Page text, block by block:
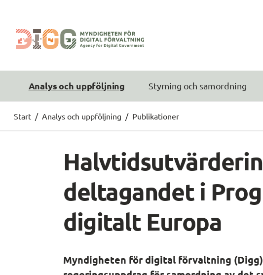
Analys och uppföljning Styrning och samordning
Start / Analys och uppföljning / Publikationer
deltagandet i
digitalt Europa
Myndigheten för digital förvaltning